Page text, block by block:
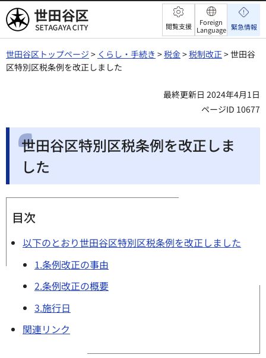
世田谷区 閲覧支援
Foreign
Language 緊急情報
世田谷区トップページ > くらし・手続き >税金>税制改正> 世田谷
区特別区税条例を改正しました
最終更新日 2024年4月1日
ページID 10677
世田谷区特別区税条例を改正しま
した
目次
以下のとおり世田谷区特別区税条例を改正しました
1.条例改正の事由
2.条例改正の概要
3.施行日
関連リンク